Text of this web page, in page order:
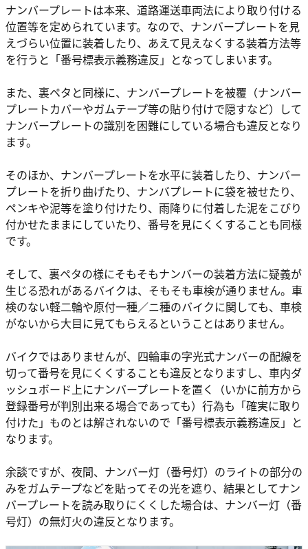
ナンバープレートは本来、道路運送車両法により取り付ける
位置等を定められています。なので、ナンバープレートを見
えづらい位置に装着したり、あえて見えなくする装着方法等
を行うと「番号標表示義務違反」となってしまいます。
また、裏ペタと同様に、ナンバープレートを被覆（ナンバー
プレートカバーやガムテープ等の貼り付けで隠すなど）して
ナンバープレートの識別を困難にしている場合も違反となり
ます。
そのほか、ナンバープレートを水平に装着したり、ナンバー
プレートを折り曲げたり、ナンバプレートに袋を被せたり、
ペンキや泥等を塗り付けたり、雨降りに付着した泥をこびり
付かせたままにしていたり、番号を見にくくすることも同様
です。
そして、裏ペタの様にそもそもナンバーの装着方法に疑義が
生じる恐れがあるバイクは、そもそも車検が通りません。車
検のない軽二輪や原付一種／ニ種のバイクに関しても、車検
がないから大目に見てもらえるということはありません。
バイクではありませんが、四輪車の字光式ナンバーの配線を
切って番号を見にくくすることも違反となりますし、車内ダ
ッシュボード上にナンバープレートを置く（いかに前方から
登録番号が判別出来る場合であっても）行為も「確実に取り
付けた」ものとは解されないので「番号標表示義務違反」と
なります。
余談ですが、夜間、ナンバー灯（番号灯）のライトの部分の
みをガムテープなどを貼ってその光を遮り、結果としてナン
バープレートを読み取りにくくした場合は、ナンバー灯（番
号灯）の無灯火の違反となります。